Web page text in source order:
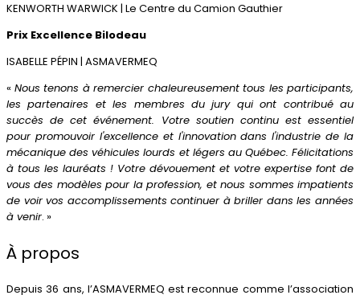
KENWORTH WARWICK | Le Centre du Camion Gauthier
Prix Excellence Bilodeau
ISABELLE PÉPIN | ASMAVERMEQ
« Nous tenons à remercier chaleureusement tous les participants,
les partenaires et les membres du jury qui ont contribué au
succès de cet événement. Votre soutien continu est essentiel
pour promouvoir l'excellence et l'innovation dans l'industrie de la
mécanique des véhicules lourds et légers au Québec. Félicitations
à tous les lauréats ! Votre dévouement et votre expertise font de
vous des modèles pour la profession, et nous sommes impatients
de voir vos accomplissements continuer à briller dans les années
à venir. »
À propos
Depuis 36 ans, l’ASMAVERMEQ est reconnue comme l’association